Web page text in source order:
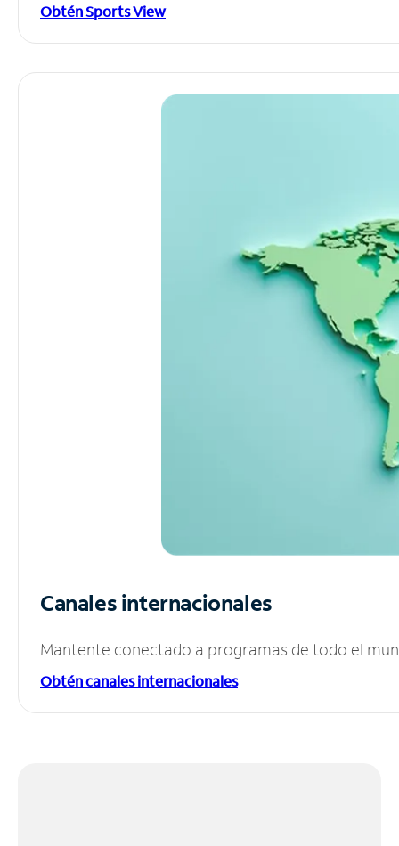
Obtén Sports View
Canales internacionales
Mantente conectado a programas de todo el
Obtén canales internacionales